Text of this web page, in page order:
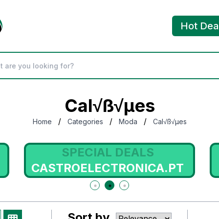
Hot
Cal√ß√µes
Home / Categories / Moda / Cal√ß√µes
SPECIAL DEALS
CASTROELECTRONICA.PT